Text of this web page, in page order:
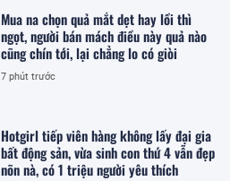
Mua na chọn quả mắt dẹt hay lồi thì
ngọt, người bán mách điều này quả nào
cũng chín tới, lại chẳng lo có giòi
7 phút trước
Hotgirl tiếp viên hàng không lấy đại gia
bất động sản, vừa sinh con thứ 4 vẫn đẹp
nõn nà, có 1 triệu người yêu thích